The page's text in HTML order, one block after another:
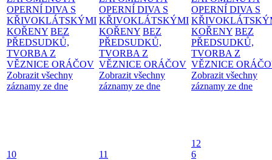
OPERNÍ DIVA S
KŘIVOKLÁTSKÝMI
KOŘENY BEZ
PŘEDSUDKŮ,
TVORBA Z
VĚZNICE ORÁČOV
Zobrazit všechny
záznamy ze dne
OPERNÍ DIVA S
KŘIVOKLÁTSKÝMI
KOŘENY BEZ
PŘEDSUDKŮ,
TVORBA Z
VĚZNICE ORÁČOV
Zobrazit všechny
záznamy ze dne
OPERNÍ DIVA S
KOŘENY BEZ
PŘEDSUDKŮ,
TVORBA Z
VĚZNICE
Zobrazit všechny
záznamy ze dne
10
11
12
6